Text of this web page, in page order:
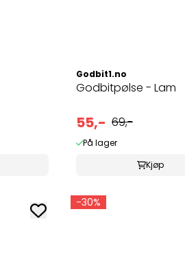
Godbit1.no
Godbitpølse - Lam
55,- 69,-
På lager
Kjøp
-30%